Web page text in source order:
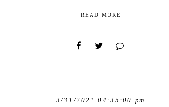
READ MORE
3/31/2021 04:35:00 pm